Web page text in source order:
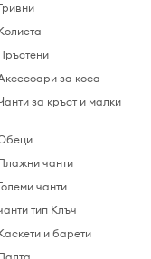
за коса
за кръст и малки
чанти
чанти
тип Клъч
и барети